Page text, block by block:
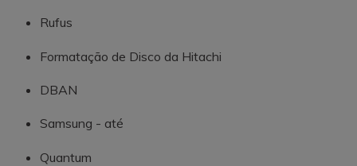
Rufus
Formatação de Disco da Hitachi
DBAN
Samsung - até
Quantum